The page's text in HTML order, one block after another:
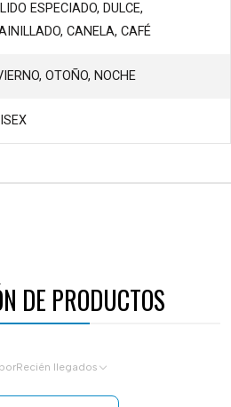
ESPECIADO, DULCE,
CANELA, CAFÉ
OTOÑO, NOCHE
DE PRODUCTOS
Recién llegados